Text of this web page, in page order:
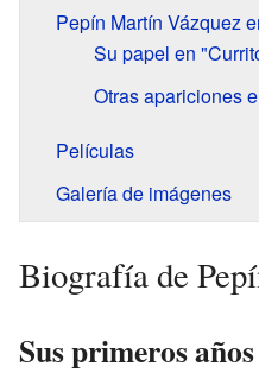
Pepín Martín Vázquez
Su papel en
Otras apariciones
Películas
Galería de imágenes
Biografía de
Sus primeros